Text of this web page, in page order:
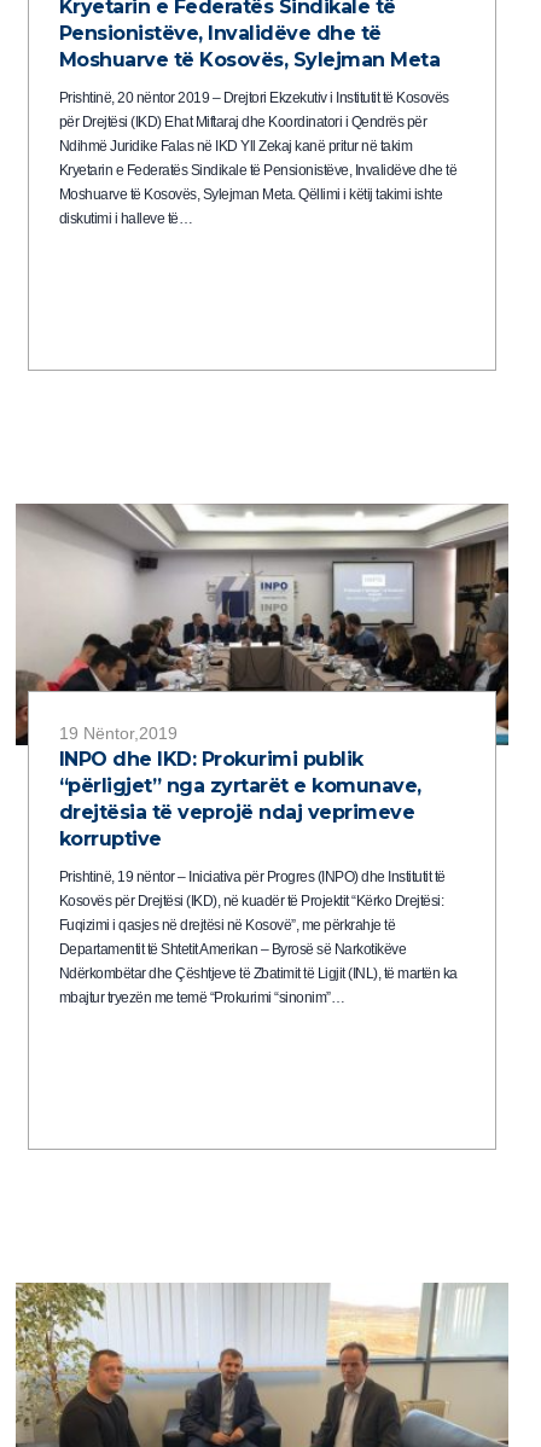
Kryetarin e Federatës Sindikale të
Pensionistëve, Invalidëve dhe të
Moshuarve të Kosovës, Sylejman Meta
Prishtinë, 20 nëntor 2019 – Drejtori Ekzekutiv i Institutit të Kosovës
për Drejtësi (IKD) Ehat Miftaraj dhe Koordinatori i Qendrës për
Ndihmë Juridike Falas në IKD Yll Zekaj kanë pritur në takim
Kryetarin e Federatës Sindikale të Pensionistëve, Invalidëve dhe të
Moshuarve të Kosovës, Sylejman Meta. Qëllimi i këtij takimi ishte
diskutimi i halleve të…
19 Nëntor,2019
INPO dhe IKD: Prokurimi publik
“përligjet” nga zyrtarët e komunave,
drejtësia të veprojë ndaj veprimeve
korruptive
Prishtinë, 19 nëntor – Iniciativa për Progres (INPO) dhe Institutit të
Kosovës për Drejtësi (IKD), në kuadër të Projektit “Kërko Drejtësi:
Fuqizimi i qasjes në drejtësi në Kosovë”, me përkrahje të
Departamentit të Shtetit Amerikan – Byrosë së Narkotikëve
Ndërkombëtar dhe Çështjeve të Zbatimit të Ligjit (INL), të martën ka
mbajtur tryezën me temë “Prokurimi “sinonim”…